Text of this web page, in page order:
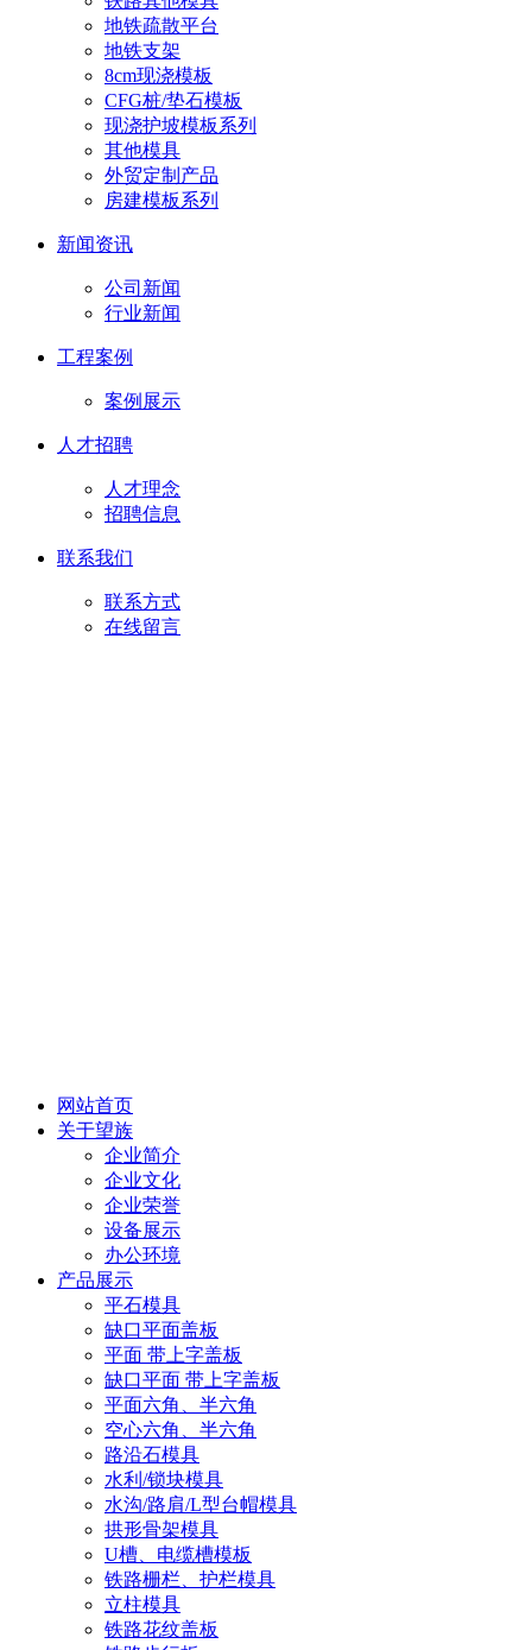
地铁疏散平台
地铁支架
8cm现浇模板
CFG桩/垫石模板
现浇护坡模板系列
其他模具
外贸定制产品
房建模板系列
新闻资讯
公司新闻
行业新闻
工程案例
案例展示
人才招聘
人才理念
招聘信息
联系我们
联系方式
在线留言
网站首页
关于望族
企业简介
企业文化
企业荣誉
设备展示
办公环境
产品展示
平石模具
缺口平面盖板
平面 带上字盖板
缺口平面 带上字盖板
平面六角、半六角
空心六角、半六角
路沿石模具
水利/锁块模具
水沟/路肩/L型台帽模具
拱形骨架模具
U槽、电缆槽模板
铁路栅栏、护栏模具
立柱模具
铁路花纹盖板